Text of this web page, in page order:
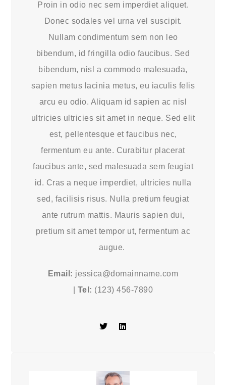
Proin in odio nec sem imperdiet aliquet.
Donec sodales vel urna vel suscipit.
Nullam condimentum sem non leo
bibendum, id fringilla odio faucibus. Sed
bibendum, nisl a commodo malesuada,
sapien metus lacinia metus, eu iaculis felis
arcu eu odio. Aliquam id sapien ac nisl
ultricies ultricies sit amet in neque. Sed elit
est, pellentesque et faucibus nec,
fermentum eu ante. Curabitur placerat
faucibus ante, sed malesuada sem feugiat
id. Cras a neque imperdiet, ultricies nulla
sed, facilisis risus. Nulla pretium feugiat
ante rutrum mattis. Mauris sapien dui,
pretium sit amet tempor ut, fermentum ac
augue.
Email: jessica@domainname.com
Tel: (123) 456-7890